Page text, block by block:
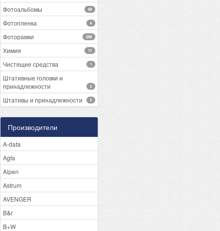
Фотоальбомы 69
Фотопленка 4
Фоторамки 288
Химия 11
Чистящие средства 1
Штативные головки и
принадлежности
2
Штативы и принадлежности 5
Производители
A-data
Agfa
Alpen
Astrum
AVENGER
B&r
B+W